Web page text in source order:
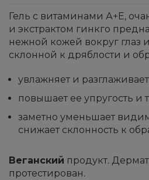
Гель с витаминами А+Е,
и экстрактом гинкго
нежной кожей вокруг глаз
склонной к дряблости и
увлажняет и
повышает ее упругость и
заметно уменьшает
снижает склонность к
Веганский продукт.
протестирован.